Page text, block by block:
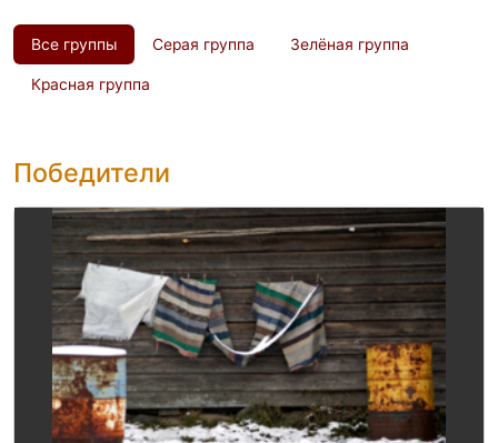
Все группы Серая группа Зелёная группа
Красная группа
Победители